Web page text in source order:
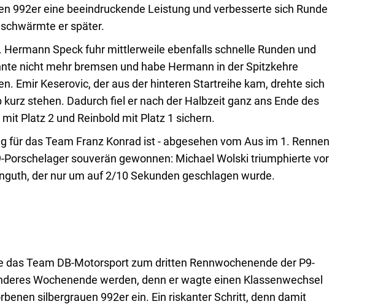
992er eine beeindruckende Leistung und verbesserte sich Runde
er später.
Speck fuhr mittlerweile ebenfalls schnelle Runden und
nicht mehr bremsen und habe Hermann in der Spitzkehre
Emir Keserovic, der aus der hinteren Startreihe kam, drehte sich
stehen. Dadurch fiel er nach der Halbzeit ganz ans Ende des
Platz 2 und Reinbold mit Platz 1 sichern.
das Team Franz Konrad ist - abgesehen vom Aus im 1. Rennen
souverän gewonnen: Michael Wolski triumphierte vor
der nur um auf 2/10 Sekunden geschlagen wurde.
Team DB-Motorsport zum dritten Rennwochenende der P9-
Wochenende werden, denn er wagte einen Klassenwechsel
silbergrauen 992er ein. Ein riskanter Schritt, denn damit